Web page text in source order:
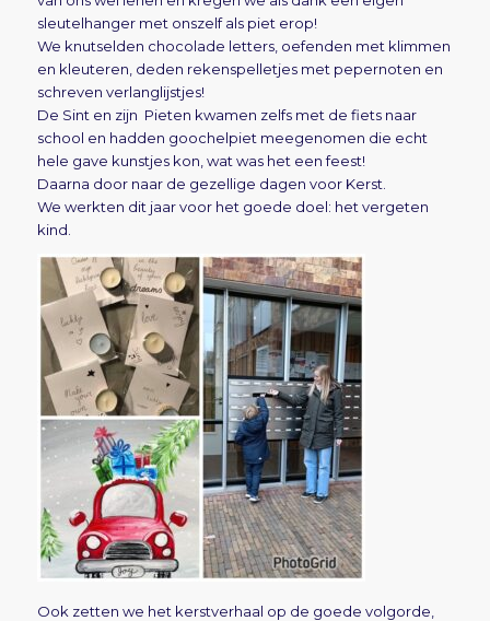
sleutelhanger met onszelf als piet erop!
We knutselden chocolade letters, oefenden met klimmen
en kleuteren, deden rekenspelletjes met pepernoten en
schreven verlanglijstjes!
De Sint en zijn Pieten kwamen zelfs met de fiets naar
school en hadden goochelpiet meegenomen die echt
hele gave kunstjes kon, wat was het een feest!
Daarna door naar de gezellige dagen voor Kerst.
We werkten dit jaar voor het goede doel: het vergeten
kind.
Ook zetten we het kerstverhaal op de goede volgorde,